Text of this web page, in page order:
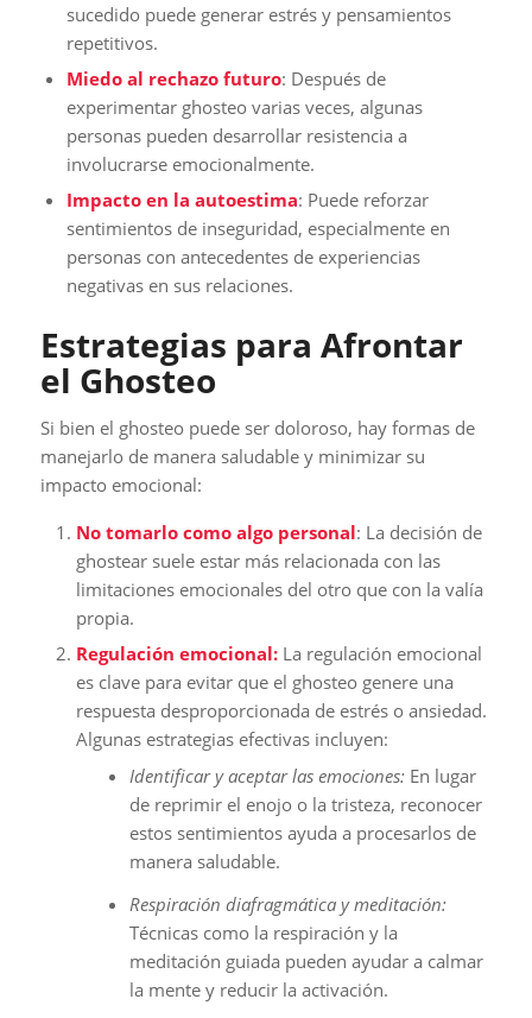
sucedido puede generar estrés y pensamientos
repetitivos.
Miedo al rechazo futuro: Después de
experimentar ghosteo varias veces, algunas
personas pueden desarrollar resistencia a
involucrarse emocionalmente.
Impacto en la autoestima: Puede reforzar
sentimientos de inseguridad, especialmente en
personas con antecedentes de experiencias
negativas en sus relaciones.
Estrategias para Afrontar
el Ghosteo
Si bien el ghosteo puede ser doloroso, hay formas de
manejarlo de manera saludable y minimizar su
impacto emocional:
No tomarlo como algo personal: La decisión de
ghostear suele estar más relacionada con las
limitaciones emocionales del otro que con la valía
propia.
Regulación emocional:La regulación emocional
es clave para evitar que el ghosteo genere una
respuesta desproporcionada de estrés o ansiedad.
Algunas estrategias efectivas incluyen:
Identificar y aceptar las emociones:En lugar
de reprimir el enojo o la tristeza, reconocer
estos sentimientos ayuda a procesarlos de
manera saludable.
Respiración diafragmática y meditación:
Técnicas como la respiración y la
meditación guiada pueden ayudar a calmar
la mente y reducir la activación.